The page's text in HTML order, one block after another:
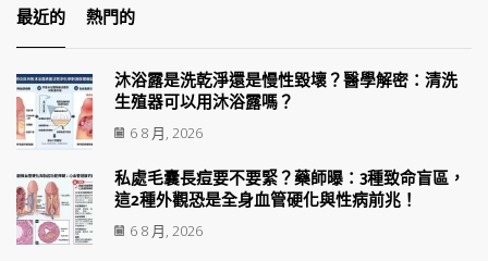
最近的 熱門的
沐浴露是洗乾淨還是慢性毀壞？醫學解密：清洗
生殖器可以用沐浴露嗎？
6 8 月, 2026
私處毛囊長痘要不要緊？藥師曝：3種致命盲區，
這2種外觀恐是全身血管硬化與性病前兆！
6 8 月, 2026